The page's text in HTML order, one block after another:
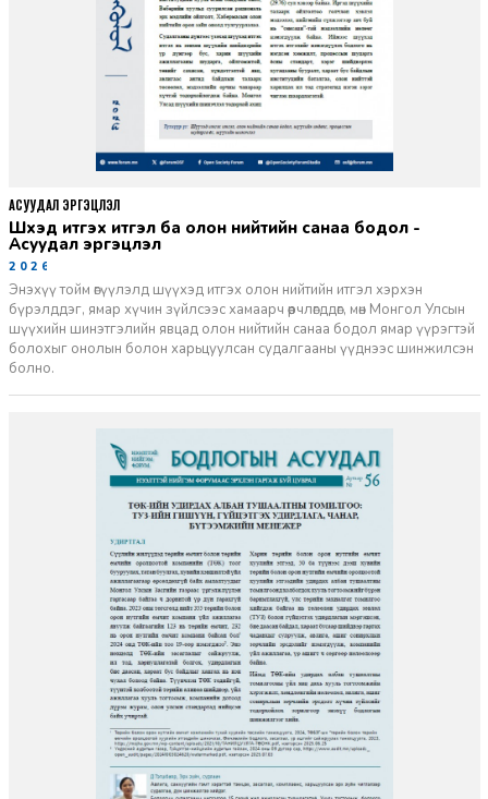
Шүүхэд итгэх итгэл ба олон нийтийн санаа бодол -
Асуудал эргэцүүлэл
2026-06-11
Энэхүү тойм өгүүлэлд шүүхэд итгэх олон нийтийн итгэл хэрхэн
бүрэлддэг, ямар хүчин зүйлсээс хамаарч өөрчлөгддөг, мөн Монгол Улсын
шүүхийн шинэтгэлийн явцад олон нийтийн санаа бодол ямар үүрэгтэй
болохыг онолын болон харьцуулсан судалгааны үүднээс шинжилсэн
болно.
АСУУДАЛ ЭРГЭЦҮҮЛЭЛ